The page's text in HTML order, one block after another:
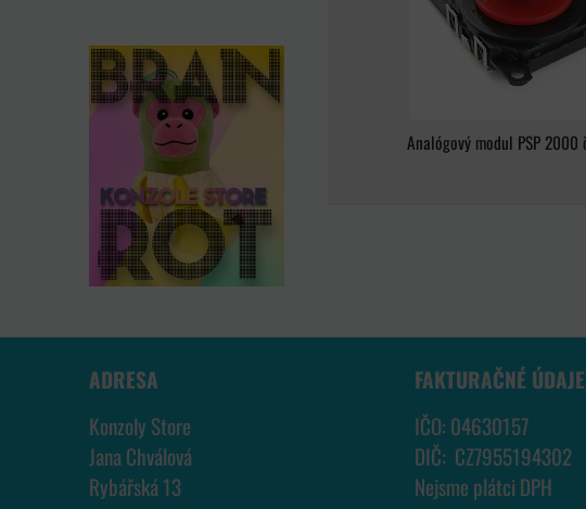
Analógový modul PSP 2000
ADRESA
Konzoly Store
Jana Chválová
Rybářská 13
FAKTURAČNÉ ÚDAJE
IČO: 04630157
DIČ: CZ7955194302
Nejsme plátci DPH